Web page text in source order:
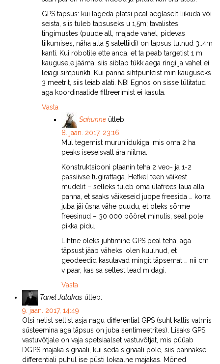
GPS täpsus: kui lageda platsi peal aeglaselt liikuda või
seista, siis tuleb täpsuseks u 1,5m; tavalistes
tingimustes (puude all, majade vahel, pidevas
liikumises, näha alla 5 satelliidi) on täpsus tulnud 3..4m
kanti. Kui robotile ette anda, et ta peab targetist 1 m
kaugusele jääma, siis siblab tükk aega ringi ja vahel ei
leiagi sihtpunkti. Kui panna sihtpunktist min kauguseks
3 meetrit, siis leiab alati. NB! Egnos on sisse lülitatud
aga koordinaatide filtreerimist ei kasuta.
Vasta
Sakunne ütleb:
8. jaan. 2017, 23:16
Mul tegemist muruniidukiga, mis oma 2 ha
peaks iseseisvalt ära niitma.
Konstruktsiooni plaanin teha 2 veo- ja 1-2
passiivse tugirattaga. Hetkel teen väikest
mudelit – selleks tuleb oma ülafrees laua alla
panna, et saaks väikeseid juppe freesida … korra
juba jäi üsna vähe puudu, et oleks sõrme
freesinud – 30 000 pööret minutis, seal pole
pikka pidu.
Lihtne oleks juhtimine GPS peal teha, aga
täpsust jääb väheks, olen kuulnud, et
geodeedid kasutavad mingit täpsemat … nii cm
v paar, kas sa sellest tead midagi.
Vasta
Tanel Jalakas ütleb:
9. jaan. 2017, 14:49
Otsi netist sellist asja nagu differential GPS (suht kallis valmis
süsteemina aga täpsus on juba sentimeetrites). Lisaks GPS
vastuvõtjale on vaja spetsiaalset vastuvõtjat, mis püüab
DGPS majaka signaali, kui seda signaali pole, siis pannakse
differentiali puhul ise püsti lokaalne majakas. Mõned